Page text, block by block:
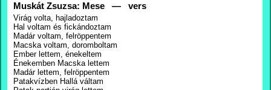
Muskát Zsuzsa: Mese — vers
Virág volta, hajladoztam
Hal voltam és fickándoztam
Madár voltam, felröppentem
Macska voltam, doromboltam
Ember lettem, énekeltem
Énekemben Macska lettem
Madár lettem, felröppentem
Patakvízben Hallá váltam